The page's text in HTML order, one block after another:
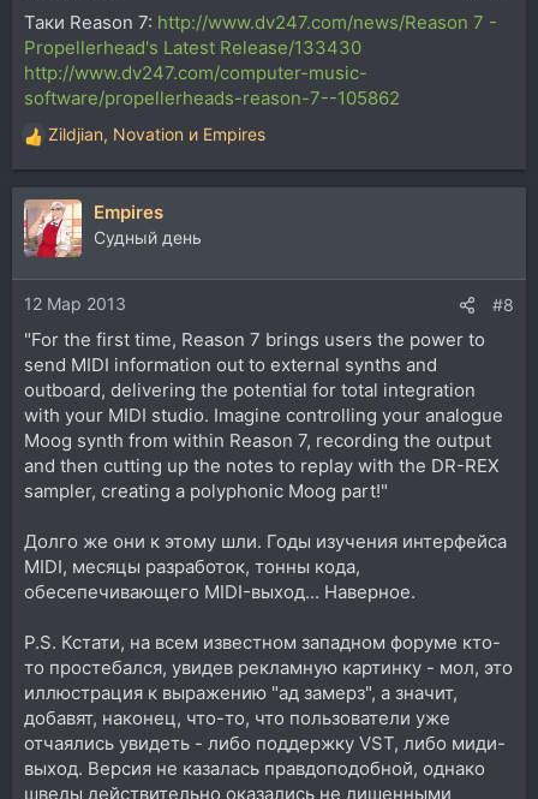
Таки Reason 7: http://www.dv247.com/news/Reason 7 -
Propellerhead's Latest Release/133430
http://www.dv247.com/computer-music-
software/propellerheads-reason-7--105862
Р
е
а
к
ц
и
и
:
Zildjian, Novation и Empires
Empires
Судный день
12 Мар 2013 #8
"For the first time, Reason 7 brings users the power to
send MIDI information out to external synths and
outboard, delivering the potential for total integration
with your MIDI studio. Imagine controlling your analogue
Moog synth from within Reason 7, recording the output
and then cutting up the notes to replay with the DR-REX
sampler, creating a polyphonic Moog part!"
Долго же они к этому шли. Годы изучения интерфейса
MIDI, месяцы разработок, тонны кода,
обесепечивающего MIDI-выход... Наверное.
P.S. Кстати, на всем известном западном форуме кто-
то простебался, увидев рекламную картинку - мол, это
иллюстрация к выражению "ад замерз", а значит,
добавят, наконец, что-то, что пользователи уже
отчаялись увидеть - либо поддержку VST, либо миди-
выход. Версия не казалась правдоподобной, однако
шведы действительно оказались не лишенными